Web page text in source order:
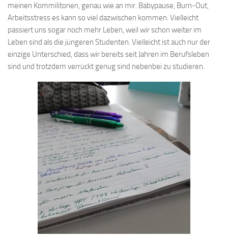
meinen Kommilitonen, genau wie an mir. Babypause, Burn-Out,
Arbeitsstress es kann so viel dazwischen kommen. Vielleicht
passiert uns sogar noch mehr Leben, weil wir schon weiter im
Leben sind als die jüngeren Studenten. Vielleicht ist auch nur der
einzige Unterschied, dass wir bereits seit Jahren im Berufsleben
sind und trotzdem verrückt genug sind nebenbei zu studieren.